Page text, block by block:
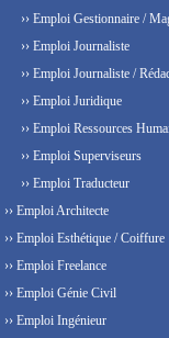
›› Emploi Gestionnaire /
›› Emploi Journaliste
›› Emploi Journaliste /
›› Emploi Juridique
›› Emploi Ressources
›› Emploi Superviseurs
›› Emploi Traducteur
›› Emploi Architecte
›› Emploi Esthétique / Coiffure
›› Emploi Freelance
›› Emploi Génie Civil
›› Emploi Ingénieur